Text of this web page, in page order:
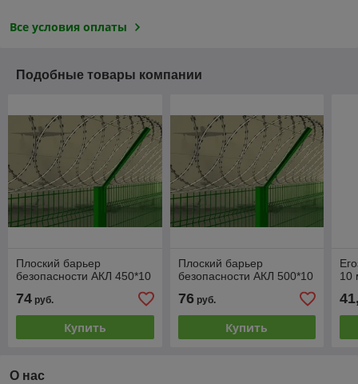
Все условия оплаты
Подобные товары компании
Плоский барьер
безопасности АКЛ 450*10
74 руб.
Купить
Плоский барьер
безопасности АКЛ 500*10
76руб.
Купить
10
О нас